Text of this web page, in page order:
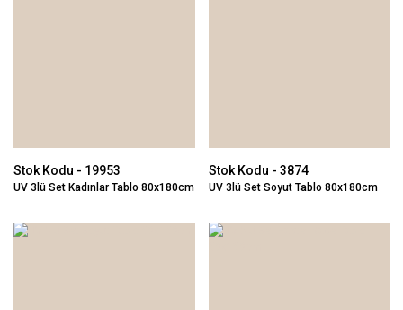
Stok Kodu - 19953
UV 3lü Set Kadınlar Tablo 80x180cm
Stok Kodu - 3874
UV 3lü Set Soyut Tablo 80x180cm